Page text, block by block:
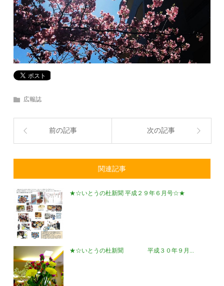
広報誌
前の記事 次の記事
関連記事
★☆いとうの杜新聞 平成２９年６月号☆★
★☆いとうの杜新聞 平成３０年９月...